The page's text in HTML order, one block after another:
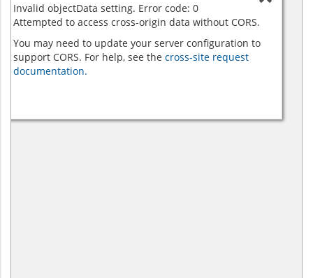
Invalid objectData setting. Error code: 0
Attempted to access cross-origin data without CORS.
You may need to update your server configuration to
support CORS. For help, see the cross-site request
documentation.